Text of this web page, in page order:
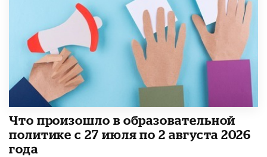
​Что произошло в образовательной
политике с 27 июля по 2 августа 2026
года